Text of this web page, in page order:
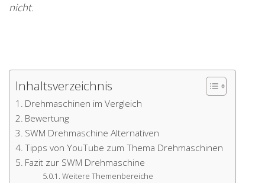
nicht.
Inhaltsverzeichnis
Drehmaschinen im Vergleich
Bewertung
SWM Drehmaschine Alternativen
Tipps von YouTube zum Thema Drehmaschinen
Fazit zur SWM Drehmaschine
Weitere Themenbereiche